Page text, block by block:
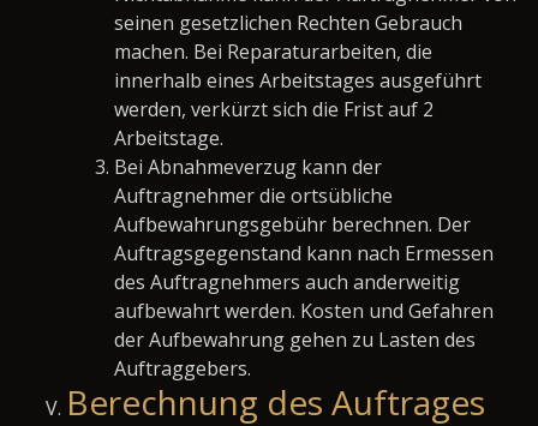
seinen gesetzlichen Rechten Gebrauch
machen. Bei Reparaturarbeiten, die
innerhalb eines Arbeitstages ausgeführt
werden, verkürzt sich die Frist auf 2
Arbeitstage.
Bei Abnahmeverzug kann der
Auftragnehmer die ortsübliche
Aufbewahrungsgebühr berechnen. Der
Auftragsgegenstand kann nach Ermessen
des Auftragnehmers auch anderweitig
aufbewahrt werden. Kosten und Gefahren
der Aufbewahrung gehen zu Lasten des
Auftraggebers.
Berechnung des Auftrages